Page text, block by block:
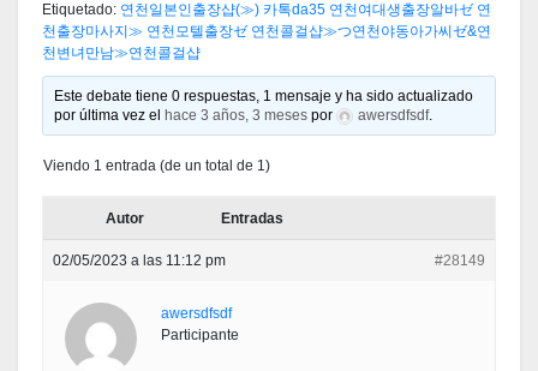
Etiquetado: 연천일본인출장샵(≫) 카톡da35 연천여대생출장알바ゼ 연
천출장마사지≫ 연천모텔출장ゼ 연천콜걸샵≫つ연천야동아가씨ゼ&연
천변녀만남≫연천콜걸샵
Este debate tiene 0 respuestas, 1 mensaje y ha sido actualizado
por última vez el
hace 3 años, 3 meses por awersdfsdf.
Viendo 1 entrada (de un total de 1)
Autor Entradas
02/05/2023 a las 11:12 pm #28149
awersdfsdf
Participante